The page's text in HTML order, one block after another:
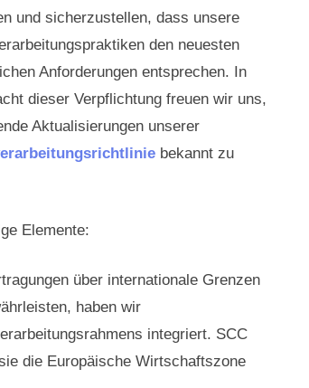
und sicherzustellen, dass unsere
den neuesten
Anforderungen entsprechen. In
dieser Verpflichtung freuen wir uns,
Aktualisierungen unserer
bekannt zu
Elemente:
über internationale Grenzen
haben wir
integriert. SCC
die Europäische Wirtschaftszone